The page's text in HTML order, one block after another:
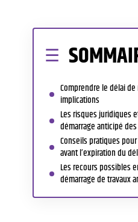
Comprendre le délai
implications
Les risques juridiques
démarrage anticipé
Conseils pratiques
avant l’expiration du
Les recours possibles
démarrage de travaux